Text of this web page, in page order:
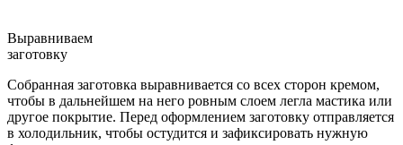
Выравниваем
заготовку
Собранная заготовка выравнивается со всех сторон кремом,
чтобы в дальнейшем на него ровным слоем легла мастика или
другое покрытие. Перед оформлением заготовку отправляется
в холодильник, чтобы остудится и зафиксировать нужную